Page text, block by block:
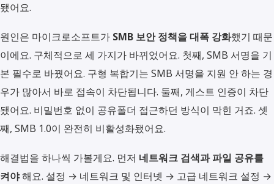
됐어요.
원인은 마이크로소프트가 SMB 보안 정책을 대폭 강화했기 때문
이에요. 구체적으로 세 가지가 바뀌었어요. 첫째, SMB 서명을 기
본 필수로 바꿨어요. 구형 복합기는 SMB 서명을 지원 안 하는 경
우가 많아서 바로 접속이 차단됩니다. 둘째, 게스트 인증이 차단
됐어요. 비밀번호 없이 공유폴더 접근하던 방식이 막힌 거죠. 셋
째, SMB 1.0이 완전히 비활성화됐어요.
해결법을 하나씩 가볼게요. 먼저 네트워크 검색과 파일 공유를
켜야해요. 설정 → 네트워크 및 인터넷 → 고급 네트워크 설정 →